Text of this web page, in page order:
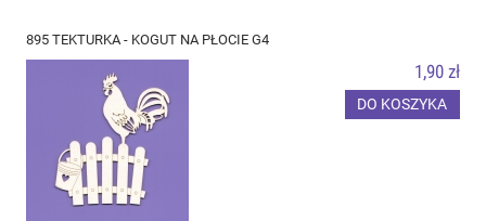
895 TEKTURKA - KOGUT NA PŁOCIE G4
1,90 zł
DO KOSZYKA